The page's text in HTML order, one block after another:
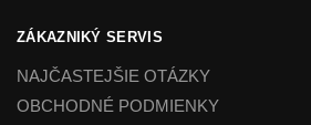
ZÁKAZNIKÝ SERVIS
NAJČASTEJŠIE OTÁZKY
OBCHODNÉ PODMIENKY